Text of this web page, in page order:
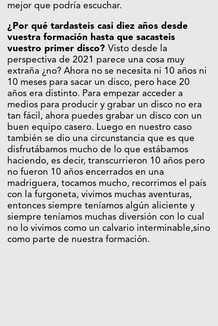
mejor que podría escuchar.
¿Por qué tardasteis casi diez años desde
vuestra formación hasta que sacasteis
vuestro primer disco? Visto desde la
perspectiva de 2021 parece una cosa muy
extraña ¿no? Ahora no se necesita ni 10 años ni
10 meses para sacar un disco, pero hace 20
años era distinto. Para empezar acceder a
medios para producir y grabar un disco no era
tan fácil, ahora puedes grabar un disco con un
buen equipo casero. Luego en nuestro caso
también se dio una circunstancia que es que
disfrutábamos mucho de lo que estábamos
haciendo, es decir, transcurrieron 10 años pero
no fueron 10 años encerrados en una
madriguera, tocamos mucho, recorrimos el país
con la furgoneta, vivimos muchas aventuras,
entonces siempre teníamos algún aliciente y
siempre teníamos muchas diversión con lo cual
no lo vivimos como un calvario interminable,sino
como parte de nuestra formación.